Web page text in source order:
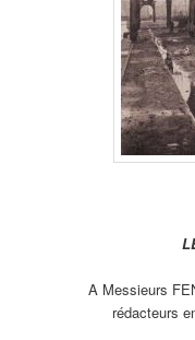
A Messieurs
rédacteurs